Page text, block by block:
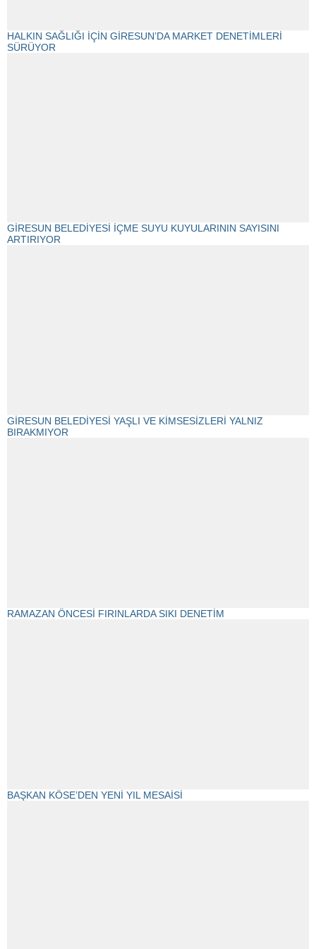
HALKIN SAĞLIĞI İÇİN GİRESUN’DA MARKET DENETİMLERİ
SÜRÜYOR
GİRESUN BELEDİYESİ İÇME SUYU KUYULARININ SAYISINI
ARTIRIYOR
GİRESUN BELEDİYESİ YAŞLI VE KİMSESİZLERİ YALNIZ
BIRAKMIYOR
RAMAZAN ÖNCESİ FIRINLARDA SIKI DENETİM
BAŞKAN KÖSE’DEN YENİ YIL MESAİSİ